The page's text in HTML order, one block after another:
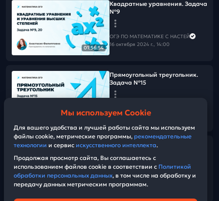
01:56:54
Квадратные уравнения. Задача
№9
ОГЭ ПО МАТЕМАТИКЕ С НАСТЕЙ
16 октября 2024 г., 14:00
Прямоугольный треугольник.
Задача №15
14 октября 2024 г., 13:00
01:35:36
Корни. Часть 1. Задача №8
ОГЭ ПО МАТЕМАТИКЕ С НАСТЕЙ
10 октября 2024 г., 13:00
Мы используем Cookie
Для вашего удобства и лучшей работы сайта мы используем
файлы cookie, метрические программы, рекомендательные
технологии и сервис искусственного интеллекта.
Продолжая просмотр сайта, Вы соглашаетесь с
использованием файлов cookie в соответствии с Политикой
обработки персональных данных, в том числе на обработку и
передачу данных метрическим программам.